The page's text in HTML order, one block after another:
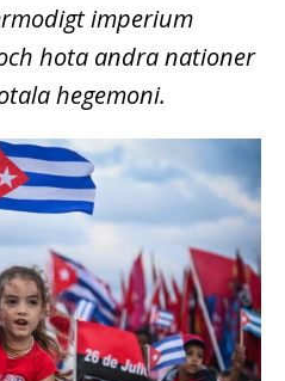
imperium
hota andra nationer
hegemoni.